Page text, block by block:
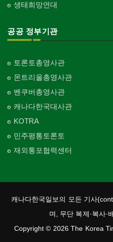
생태희망연대
공공 정부기관
토론토총영사관
몬트리올총영사관
벤쿠버총영사관
캐나다한국대사관
KOTRA
민주평통토론토
재외통포협력센터
캐나다한국일보의 모든 기사
며, 무단 복제·복사·
Copyright © 2026 The Korea